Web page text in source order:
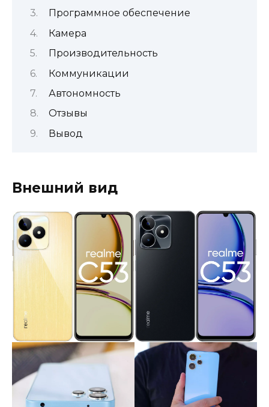
Программное обеспечение
Камера
Производительность
Коммуникации
Автономность
Отзывы
Вывод
Внешний вид